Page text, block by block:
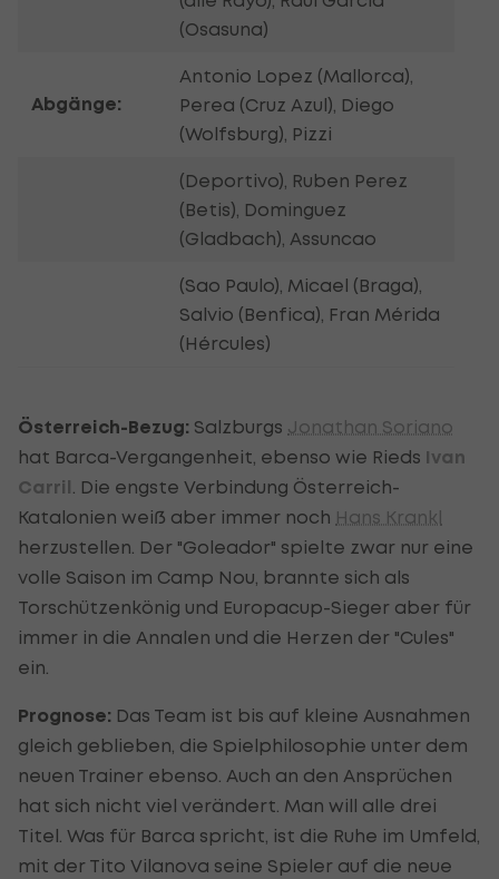
(Osasuna)
Abgänge:
Antonio Lopez (Mallorca),
Perea (Cruz Azul), Diego
(Wolfsburg), Pizzi
(Deportivo), Ruben Perez
(Betis), Dominguez
(Gladbach), Assuncao
(Sao Paulo), Micael (Braga),
Salvio (Benfica), Fran Mérida
(Hércules)
Österreich-Bezug: Salzburgs Jonathan Soriano
hat Barca-Vergangenheit, ebenso wie Rieds Ivan
Carril . Die engste Verbindung Österreich-
Katalonien weiß aber immer noch Hans Krankl
herzustellen. Der "Goleador" spielte zwar nur eine
volle Saison im Camp Nou, brannte sich als
Torschützenkönig und Europacup-Sieger aber für
immer in die Annalen und die Herzen der "Cules"
ein.
Prognose: Das Team ist bis auf kleine Ausnahmen
gleich geblieben, die Spielphilosophie unter dem
neuen Trainer ebenso. Auch an den Ansprüchen
hat sich nicht viel verändert. Man will alle drei
Titel. Was für Barca spricht, ist die Ruhe im Umfeld,
mit der Tito Vilanova seine Spieler auf die neue